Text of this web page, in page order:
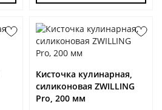
Кисточка кулинарная,
силиконовая ZWILLING
Pro, 200 мм